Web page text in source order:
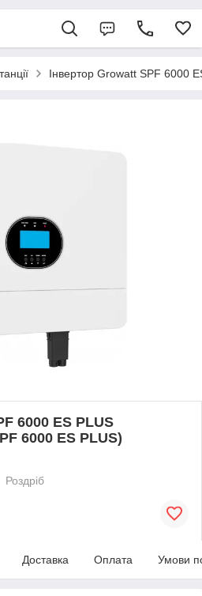
Інвертор Growatt SPF 6000
6000 ES PLUS
6000 ES PLUS)
Роздріб
Доставка Оплата Умови